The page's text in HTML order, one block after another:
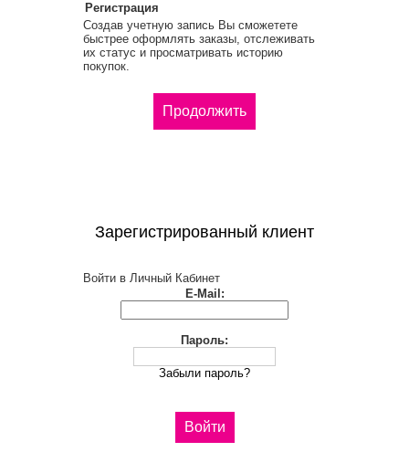
Регистрация
Создав учетную запись Вы сможетете
быстрее оформлять заказы, отслеживать
их статус и просматривать историю
покупок.
Продолжить
Зарегистрированный клиент
Войти в Личный Кабинет
E-Mail:
Пароль:
Забыли пароль?